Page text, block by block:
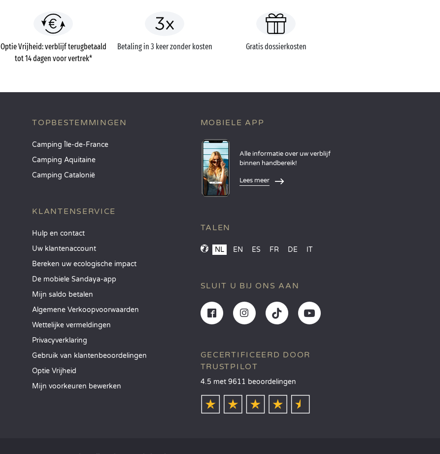
Optie Vrijheid: verblijf terugbetaald
tot 14 dagen voor vertrek*
Betaling in 3 keer zonder kosten Gratis dossierkosten
TOPBESTEMMINGEN
Camping Île-de-France
Camping Aquitaine
Camping Catalonië
KLANTENSERVICE
Hulp en contact
Uw klantenaccount
Bereken uw ecologische impact
De mobiele Sandaya-app
Mijn saldo betalen
Algemene Verkoopvoorwaarden
Wettelijke vermeldingen
Privacyverklaring
Gebruik van klantenbeoordelingen
Optie Vrijheid
Mijn voorkeuren bewerken
MOBIELE APP
Alle informatie over uw verblijf
binnen handbereik!
Lees meer
TALEN
NL EN ES FR DE IT
SLUIT U BIJ ONS AAN
GECERTIFICEERD DOOR
TRUSTPILOT
4.5 met 9611 beoordelingen